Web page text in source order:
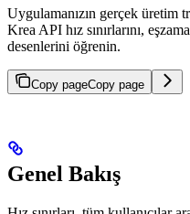
Uygulamanızın gerçek üretim
Krea API hız sınırlarını,
desenlerini öğrenin.
Copy pageCopy page
Genel Bakış